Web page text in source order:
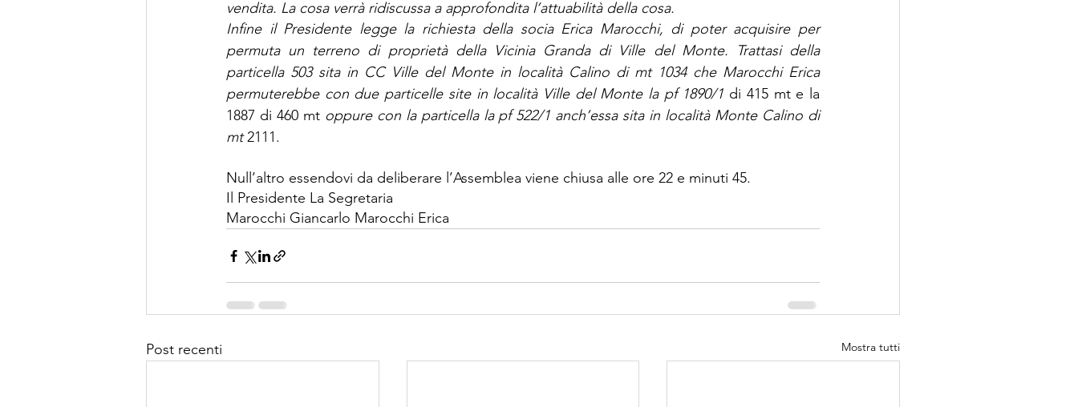
vendita. La cosa verrà ridiscussa a approfondita l’attuabilità della cosa.
Infine il Presidente legge la richiesta della socia Erica Marocchi, di poter acquisire per
permuta un terreno di proprietà della Vicinia Granda di Ville del Monte. Trattasi della
particella 503 sita in CC Ville del Monte in località Calino di mt 1034 che Marocchi Erica
permuterebbe con due particelle site in località Ville del Monte la pf 1890/1 di 415 mt e la
1887 di 460 mt oppure con la particella la pf 522/1 anch’essa sita in località Monte Calino di
mt 2111.
Null’altro essendovi da deliberare l’Assemblea viene chiusa alle ore 22 e minuti 45.
Il Presidente La Segretaria
Marocchi Giancarlo Marocchi Erica
Post recenti Mostra tutti